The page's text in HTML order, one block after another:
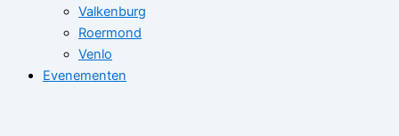
Valkenburg
Roermond
Venlo
Evenementen